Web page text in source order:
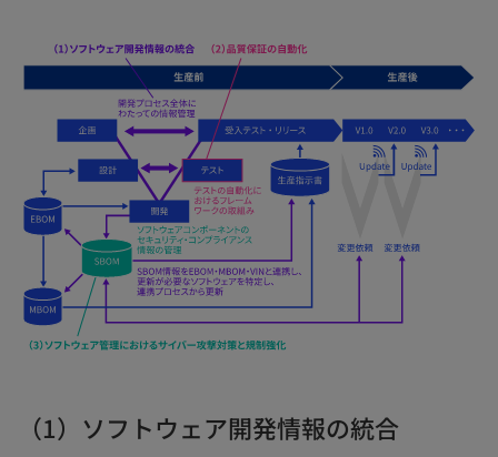
（1）ソフトウェア開発情報の統合